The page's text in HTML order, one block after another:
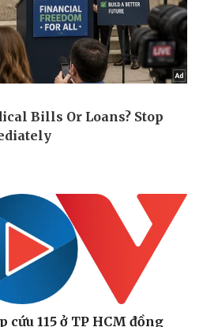
cứu 115 ở TP HCM đồng